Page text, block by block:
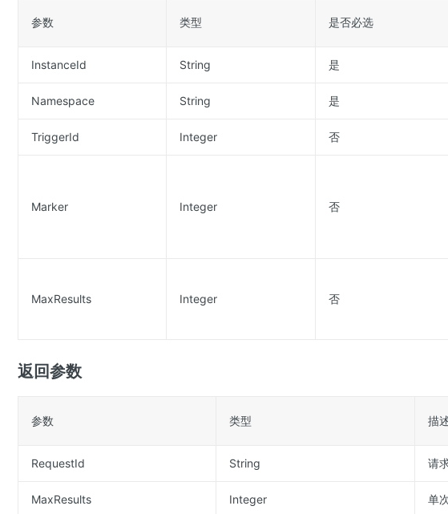
参数 类型 是否必选
InstanceId String 是
Namespace String 是
TriggerId Integer 否
Marker Integer 否
MaxResults Integer 否
返回参数
参数 类型 描
RequestId String 请
MaxResults Integer 单